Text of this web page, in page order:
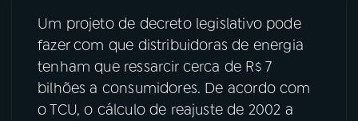
04 PROGRAMAS
PODCASTS
Um projeto de decreto legislativo pode
fazer com que distribuidoras de energia
tenham que ressarcir cerca de R$ 7
bilhões a consumidores. De acordo com
o TCU, o cálculo de reajuste de 2002 a